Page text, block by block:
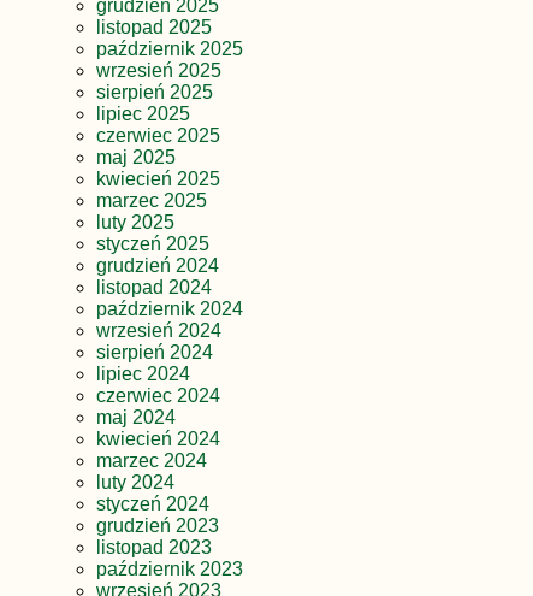
grudzień 2025
listopad 2025
październik 2025
wrzesień 2025
sierpień 2025
lipiec 2025
czerwiec 2025
maj 2025
kwiecień 2025
marzec 2025
luty 2025
styczeń 2025
grudzień 2024
listopad 2024
październik 2024
wrzesień 2024
sierpień 2024
lipiec 2024
czerwiec 2024
maj 2024
kwiecień 2024
marzec 2024
luty 2024
styczeń 2024
grudzień 2023
listopad 2023
październik 2023
wrzesień 2023